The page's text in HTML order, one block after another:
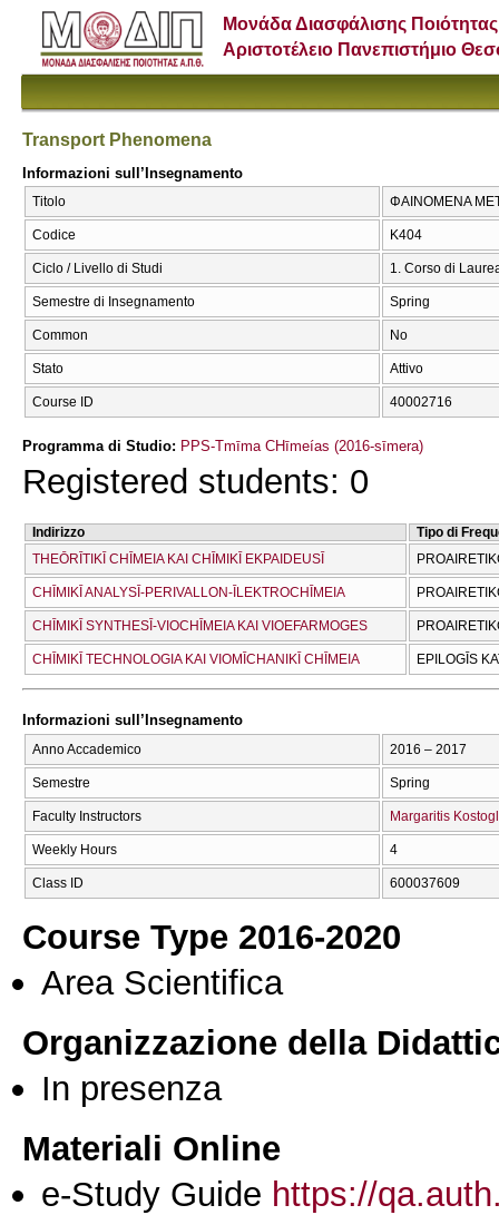
Μονάδα Διασφάλισης Ποιότητας
Αριστοτέλειο Πανεπιστήμιο
Transport Phenomena
Informazioni sull’Insegnamento
Titolo ΦΑΙΝΟΜΕΝΑ
Codice Κ404
Ciclo / Livello di Studi 1. Corso di
Semestre di Insegnamento Spring
Common No
Stato Attivo
Course ID 40002716
Programma di Studio: PPS-Tmīma CΗīmeías (2016-sīmera)
Registered students: 0
Indirizzo
Tipo di
THEŌRĪTIKĪ CΗĪMEIA KAI CΗĪMIKĪ EKPAIDEUSĪ
CΗĪMIKĪ ANALYSĪ-PERIVALLON-ĪLEKTROCΗĪMEIA
CΗĪMIKĪ SYNTHESĪ-VIOCΗĪMEIA KAI VIOEFARMOGES
CΗĪMIKĪ TECΗNOLOGIA KAI VIOMĪCΗANIKĪ CΗĪMEIA EPILOGĪS
Informazioni sull’Insegnamento
Anno Accademico 2016 – 2017
Semestre Spring
Faculty Instructors Margaritis
Weekly Hours 4
Class ID 600037609
Course Type 2016-2020
Area Scientifica
Organizzazione della
In presenza
Materiali Online
e-Study Guide https://